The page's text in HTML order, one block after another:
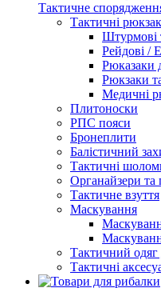
Тактичне
Тактичні
Штурмові
Рейдові /
Рюказаки
Рюкзаки
Медичні
Плитоноски
РПС пояси
Бронеплити
Балістичний
Тактичні
Органайзери та
Тактичне взуття
Маскування
Тактичний одяг
Тактичні